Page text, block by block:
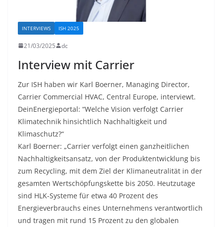
INTERVIEWS ISH 2025
21/03/2025 dc
Interview mit Carrier
Zur ISH haben wir Karl Boerner, Managing Director,
Carrier Commercial HVAC, Central Europe, interviewt.
DeinEnergieportal: “Welche Vision verfolgt Carrier
Klimatechnik hinsichtlich Nachhaltigkeit und
Klimaschutz?“
Karl Boerner: „Carrier verfolgt einen ganzheitlichen
Nachhaltigkeitsansatz, von der Produktentwicklung bis
zum Recycling, mit dem Ziel der Klimaneutralität in der
gesamten Wertschöpfungskette bis 2050. Heutzutage
sind HLK-Systeme für etwa 40 Prozent des
Energieverbrauchs eines Unternehmens verantwortlich
und tragen mit rund 15 Prozent zu den globalen